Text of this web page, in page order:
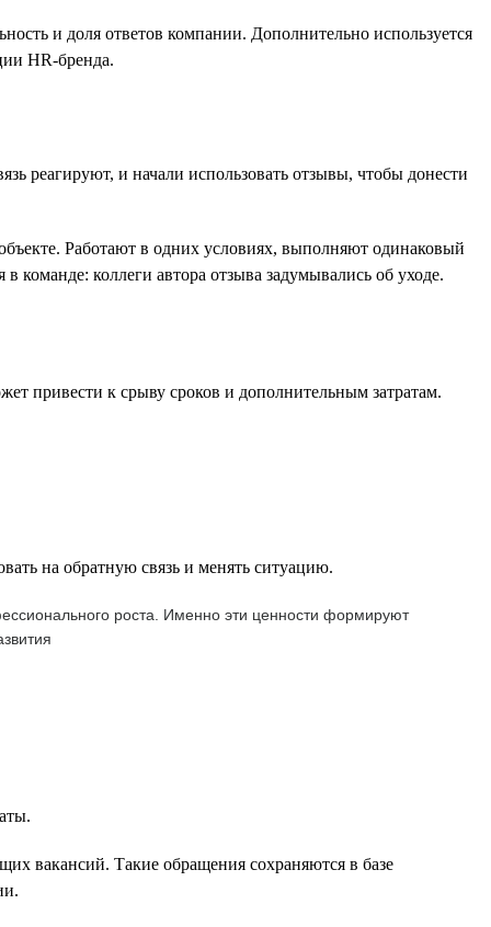
и доля ответов компании. Дополнительно используется
HR-бренда.
реагируют, и начали использовать отзывы, чтобы донести
Работают в одних условиях, выполняют одинаковый
команде: коллеги автора отзыва задумывались об уходе.
привести к срыву сроков и дополнительным затратам.
на обратную связь и менять ситуацию.
роста. Именно эти ценности формируют
вакансий. Такие обращения сохраняются в базе